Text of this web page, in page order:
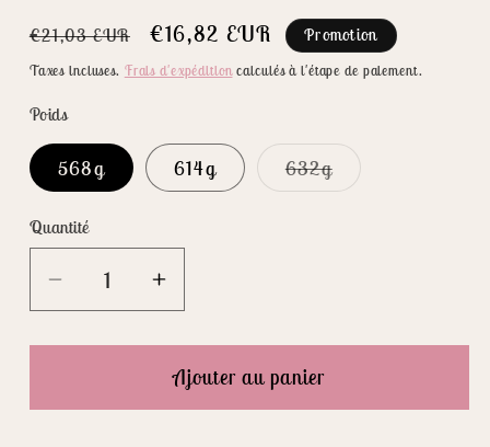
Prix
habituel
€21,03 EUR
Prix
promotionnel
€16,82 EUR Promotion
Taxes incluses. Frais d'expéditioncalculés à l'étape de paiement.
Poids
568g 614g 632gVariante
épuisée
Quantité
Réduire
la
quantité
Coppa
Augmenter
la
quantité
de
Coppa
Ajouter au panier